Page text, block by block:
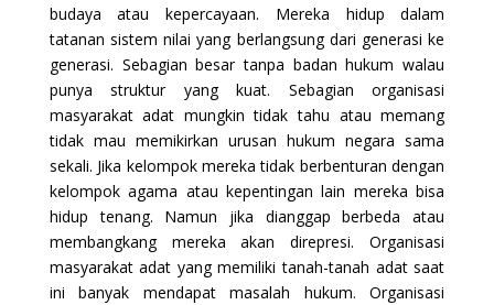
budaya atau kepercayaan. Mereka hidup dalam
tatanan sistem nilai yang berlangsung dari generasi ke
generasi. Sebagian besar tanpa badan hukum walau
punya struktur yang kuat. Sebagian organisasi
masyarakat adat mungkin tidak tahu atau memang
tidak mau memikirkan urusan hukum negara sama
sekali. Jika kelompok mereka tidak berbenturan dengan
kelompok agama atau kepentingan lain mereka bisa
hidup tenang. Namun jika dianggap berbeda atau
membangkang mereka akan direpresi. Organisasi
masyarakat adat yang memiliki tanah-tanah adat saat
ini banyak mendapat masalah hukum. Organisasi